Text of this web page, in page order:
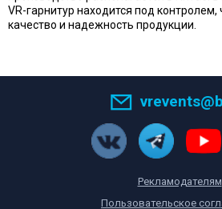
VR-гарнитур находится под контролем,
качество и надежность продукции.
Рекламодателям
Пользовательское